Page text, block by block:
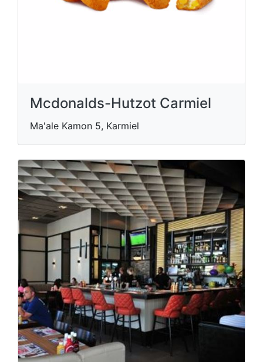
Mcdonalds-Hutzot Carmiel
Ma'ale Kamon 5, Karmiel